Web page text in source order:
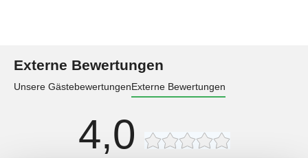
Externe Bewertungen
Unsere GästebewertungenExterne Bewertungen
4,0